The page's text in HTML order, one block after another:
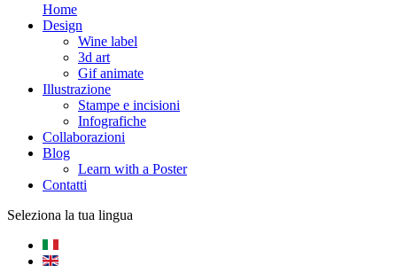
Home
Design
Wine label
3d art
Gif animate
Illustrazione
Stampe e incisioni
Infografiche
Collaborazioni
Blog
Learn with a Poster
Contatti
Seleziona la tua lingua